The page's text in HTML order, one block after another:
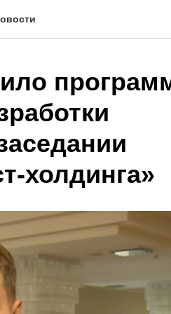
холдинга»